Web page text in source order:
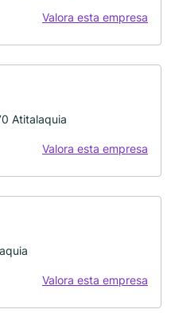
Valora esta empresa
Atitalaquia
Valora esta empresa
Valora esta empresa